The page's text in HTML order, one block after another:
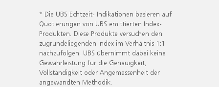
* Die UBS Echtzeit- Indikationen basieren auf
Quotierungen von UBS emittierten Index-
Produkten. Diese Produkte versuchen den
zugrundeliegenden Index im Verhältnis 1:1
nachzufolgen. UBS übernimmt dabei keine
Gewährleistung für die Genauigkeit,
Vollständigkeit oder Angemessenheit der
angewandten Methodik.